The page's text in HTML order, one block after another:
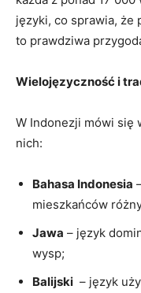
języki, co sprawia, że
to prawdziwa
Wielojęzyczność i
W Indonezji mówi się
nich:
Bahasa​ Indonesia
mieszkańców
Jawa – język
wysp;
Balijski
– język